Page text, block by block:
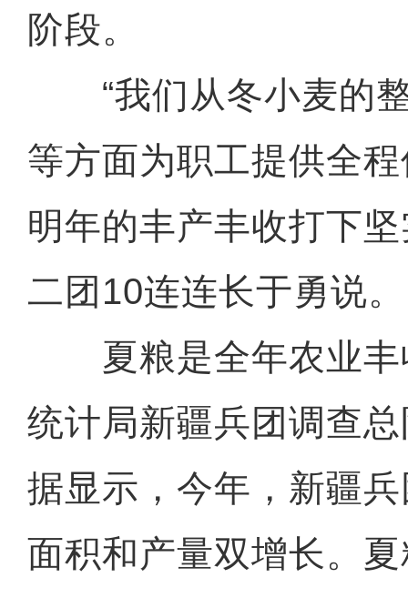
阶段。
“我们从冬小麦的整
等方面为职工提供全
明年的丰产丰收打下
二团10连连长于勇说。
夏粮是全年农业丰
统计局新疆兵团调查
据显示，今年，新疆
面积和产量双增长。